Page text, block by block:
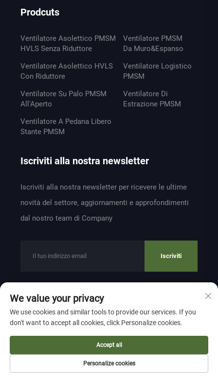
Prodcuts
Ventilatore Asolettico PMSM
HVLS Senza Riduttore
Ventilatore Asolettico HVLS
Con Riduttore
Ventilatore Su Palo PMSM
All'Aperto
Ventilatore A Pedana Libero
Stante PMSM
Ventilatore PMSM
Da Muro&Espanso
Ventilatore Logistico
PMSM
Ventilatore Di
Estrazione PMSM
Iscriviti alla nostra newsletter
Iscriviti alla nostra newsletter per ricevere le ultime
novità del settore, aggiornamenti e approfondimenti
dal nostro team di Company
Iscriviti
Copyright © 2024 by ZHEJIANG WEIYU VENTILATION
ELECTROMECHANICAL CO.,LTD
Privacy Policy
Torna su
Pagina Iniziale Prodotto Informazioni Contatto
We value your privacy
We use cookies and similar tools to provide our services. If you
don't want to accept all cookies, click Personalize cookies.
Personalize cookies
Accept all